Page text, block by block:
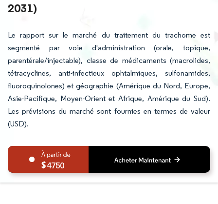
2031)
Le rapport sur le marché du traitement du trachome est
segmenté par voie d'administration (orale, topique,
parentérale/injectable), classe de médicaments (macrolides,
tétracyclines, anti-infectieux ophtalmiques, sulfonamides,
fluoroquinolones) et géographie (Amérique du Nord, Europe,
Asie-Pacifique, Moyen-Orient et Afrique, Amérique du Sud).
Les prévisions du marché sont fournies en termes de valeur
(USD).
4750